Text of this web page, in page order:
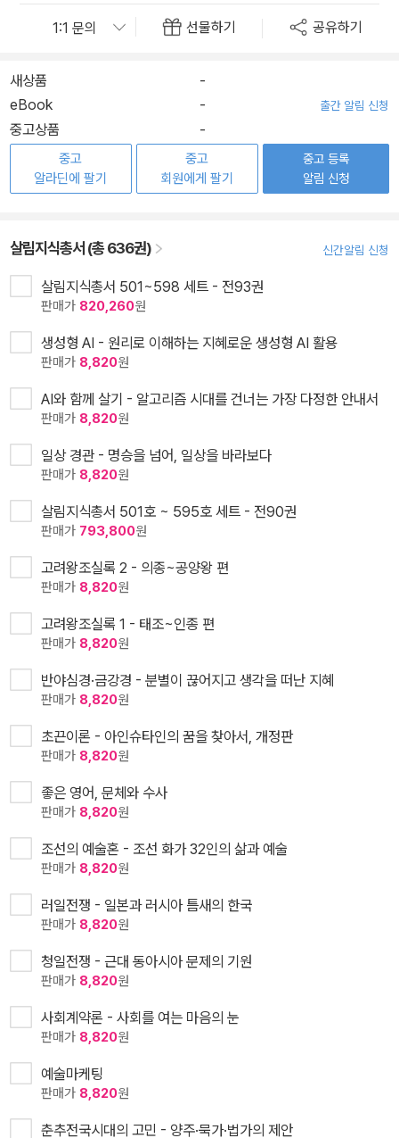
선물하기 공유하기
새상품
-
eBook
- 출간 알림 신청
중고상품 -
중고
알라딘에 팔기
중고
회원에게 팔기
중고 등록
알림 신청
살림지식총서 (총 636권) 신간알림 신청
살림지식총서 501~598 세트 - 전93권
판매가 820,260원
생성형 AI - 원리로 이해하는 지혜로운 생성형 AI 활용
판매가 8,820원
AI와 함께 살기 - 알고리즘 시대를 건너는 가장 다정한 안내서
판매가 8,820원
일상 경관 - 명승을 넘어, 일상을 바라보다
판매가 8,820원
살림지식총서 501호 ~ 595호 세트 - 전90권
판매가 793,800원
고려왕조실록 2 - 의종~공양왕 편
판매가 8,820원
고려왕조실록 1 - 태조~인종 편
판매가 8,820원
반야심경·금강경 - 분별이 끊어지고 생각을 떠난 지혜
판매가 8,820원
초끈이론 - 아인슈타인의 꿈을 찾아서, 개정판
판매가 8,820원
좋은 영어, 문체와 수사
판매가 8,820원
조선의 예술혼 - 조선 화가 32인의 삶과 예술
판매가 8,820원
러일전쟁 - 일본과 러시아 틈새의 한국
판매가 8,820원
청일전쟁 - 근대 동아시아 문제의 기원
판매가 8,820원
사회계약론 - 사회를 여는 마음의 눈
판매가 8,820원
예술마케팅
판매가 8,820원
춘추전국시대의 고민 - 양주·묵가·법가의 제안